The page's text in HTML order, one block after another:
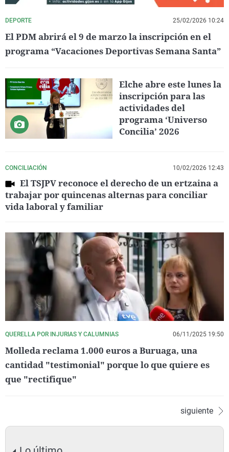
DEPORTE 25/02/2026 10:24
El PDM abrirá el 9 de marzo la inscripción en el
programa “Vacaciones Deportivas Semana Santa”
Elche abre este lunes la
inscripción para las
actividades del
programa ‘Universo
Concilia’ 2026
CONCILIACIÓN 10/02/2026 12:43
El TSJPV reconoce el derecho de un ertzaina a
trabajar por quincenas alternas para conciliar
vida laboral y familiar
QUERELLA POR INJURIAS Y CALUMNIAS 06/11/2025 19:50
Molleda reclama 1.000 euros a Buruaga, una
cantidad "testimonial" porque lo que quiere es
que "rectifique"
siguiente